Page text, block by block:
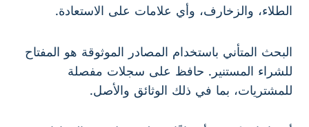
الطلاء، والزخارف، وأي علامات على الاستعادة.
البحث المتأني باستخدام المصادر الموثوقة هو المفتاح
للشراء المستنير. حافظ على سجلات مفصلة
للمشتريات، بما في ذلك الوثائق والأصل.